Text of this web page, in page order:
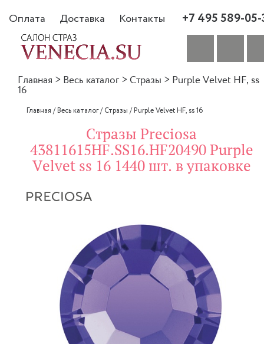
Оплата Доставка Контакты +7 495 589-
Главная > Весь каталог > Стразы > Purple Velvet HF, ss
16
Главная /Весь каталог/Стразы /Purple Velvet HF, ss 16
Стразы Preciosa
43811615HF.SS16.HF20490 Purple
Velvet ss 16 1440 шт. в упаковке